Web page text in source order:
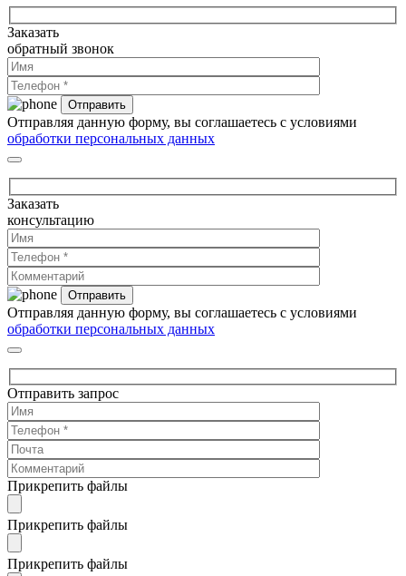
Заказать
обратный звонок
Отправляя данную форму, вы соглашаетесь с условиями
обработки персональных данных
Заказать
консультацию
Отправляя данную форму, вы соглашаетесь с условиями
обработки персональных данных
Отправить запрос
Прикрепить файлы
Прикрепить файлы
Прикрепить файлы